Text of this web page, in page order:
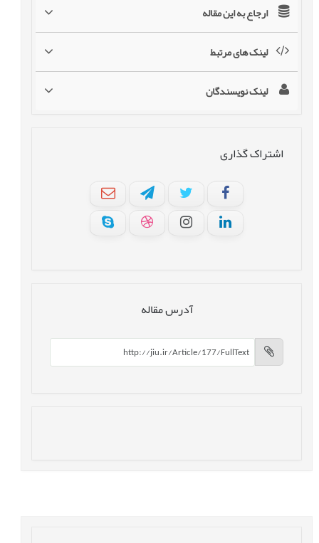
ارجاع به این مقاله
لینک های مرتبط
لینک نویسندگان
اشتراک گذاری
آدرس مقاله